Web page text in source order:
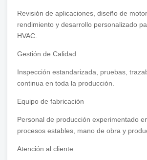
Revisión de aplicaciones, diseño de
rendimiento y desarrollo personalizado
HVAC.
Gestión de Calidad
Inspección estandarizada, pruebas,
continua en toda la producción.
Equipo de fabricación
Personal de producción experimentado
procesos estables, mano de obra y
Atención al cliente